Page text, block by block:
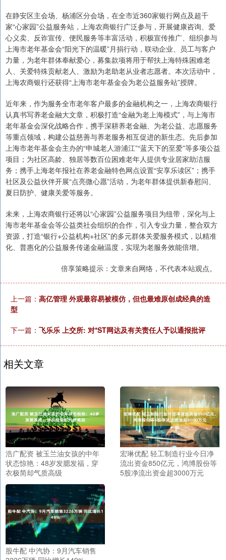
在静安区主会场、杨浦区分会场，在全市近360家银行网点及超千
家“心家园”公益服务站，上海农商银行广泛参与，开展健康咨询、爱
心义卖、反诈宣传、便民服务等丰富活动，积极宣传推广、组织参与
上海市老年基金会“阳光下的温暖”月捐行动，联动企业、员工与客户
力量，为老年群体奉献爱心，募集款项将用于帮扶上海特殊困难老
人、关爱特殊贡献老人、激励为老助老从业者志愿者。本次活动中，
上海农商银行还获得“上海市老年基金会为老公益服务站”授牌。
近年来，作为服务全市老年客户最多的金融机构之一，上海农商银行
认真书写养老金融大文章，积极打造“金融为老上海模式”，与上海市
老年基金会深化战略合作，携手深耕养老金融、为老公益、志愿服务
等重点领域，构建公益慈善与养老服务相互促进的新生态。先后参加
上海市老年基金会主办的“申城老人游浦江”“蓝天下的至爱”等多项公益
项目；为社区高龄、独居等数百位困难老年人提供专业居家助洁服
务；携手上海老年报社在养老金融特色网点设置“安享乐读区”；携手
社区及公益伙伴开展“点亮微心愿”活动，为老年群体提供新春慰问、
夏日防护、健康关爱等服务。
未来，上海农商银行还将以“心家园”公益服务项目为纽带，深化与上
海市老年基金会等公益类社会组织的合作，引入专业力量，整合双方
资源，打造“银行+公益机构+社区”的多元群体关爱服务模式，以精准
化、普惠化的公益服务传递金融温度，实现为老服务效能倍增。
倍享策略提示：文章来自网络，不代表本站观点。
上一篇： 高亿管理 外观最容易被模仿，但也最难原创成经典的造
型
下一篇： 飞乐乐 上交所: 对*ST网达及有关责任人予以通报批评
相关文章
浩广配资 被玉兰油女孩的中年
状态惊艳：48岁发腮发福，穿
衣极简却气质高级
宏琳优配 轻工制造行业今日净
流出资金850亿元，鸿博股份等
5股净流出资金超3000万元
股牛配 中汽协：9月汽车销售